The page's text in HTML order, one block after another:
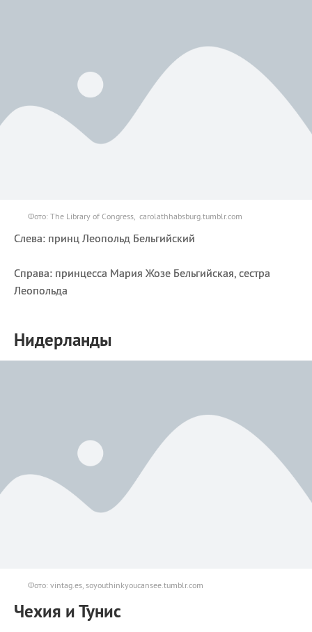
Фото: The Library of Congress, carolathhabsburg.tumblr.com
Слева: принц Леопольд Бельгийский
Справа: принцесса Мария Жозе Бельгийская, сестра
Леопольда
Нидерланды
Фото: vintag.es, soyouthinkyoucansee.tumblr.com
Чехия и Тунис